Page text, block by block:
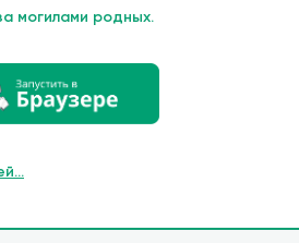
могилами родных.